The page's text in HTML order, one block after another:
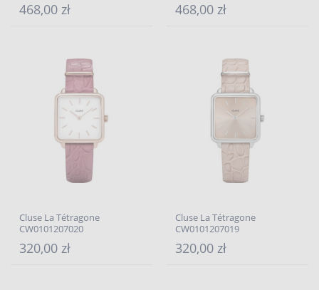
468,00 zł 468,00 zł
Cluse La Tétragone
CW0101207020
320,00 zł
Cluse La Tétragone
CW0101207019
320,00 zł